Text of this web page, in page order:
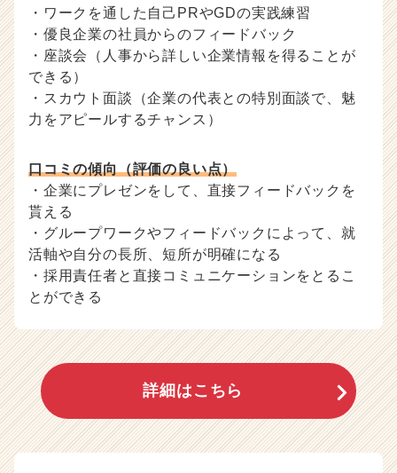
・ワークを通した自己PRやGDの実践練習
・優良企業の社員からのフィードバック
・座談会（人事から詳しい企業情報を得ることが
できる）
・スカウト面談（企業の代表との特別面談で、魅
力をアピールするチャンス）
口コミの傾向（評価の良い点）
・企業にプレゼンをして、直接フィードバックを
貰える
・グループワークやフィードバックによって、就
活軸や自分の長所、短所が明確になる
・採用責任者と直接コミュニケーションをとるこ
とができる
詳細はこちら